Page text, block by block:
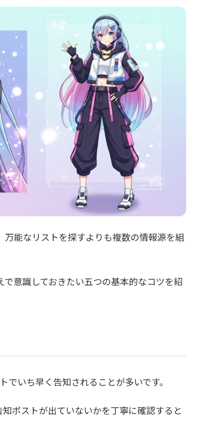
能なリストを探すよりも複数の情報源を組
意識しておきたい五つの基本的なコツを紹
いち早く告知されることが多いです。
ポストが出ていないかを丁寧に確認すると